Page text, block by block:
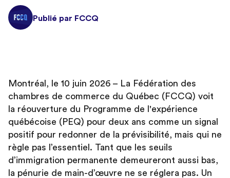
Publié par FCCQ
Montréal, le 10 juin 2026 – La Fédération des
chambres de commerce du Québec (FCCQ) voit
la réouverture du Programme de l'expérience
québécoise (PEQ) pour deux ans comme un signal
positif pour redonner de la prévisibilité, mais qui ne
règle pas l’essentiel. Tant que les seuils
d’immigration permanente demeureront aussi bas,
la pénurie de main-d’œuvre ne se réglera pas. Un